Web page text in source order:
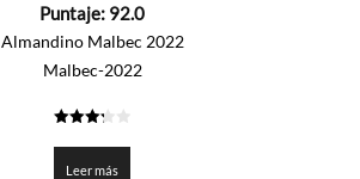
de
Puntaje: 92.0
Almandino Malbec 2022
Malbec-2022
de 5
Leer más